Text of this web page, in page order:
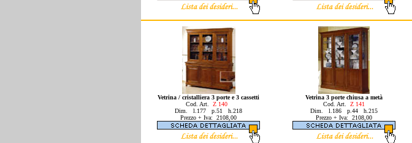
Vetrina / cristalliera 3 porte e 3 cassetti
Cod. Art.
Z 140
Dim. l.177 p.51 h.218
Prezzo + Iva: 2108,00
Vetrina 3 porte chiusa a metà
Cod. Art.
Z 141
Dim. l.186 p.44 h.215
Prezzo + Iva: 2108,00